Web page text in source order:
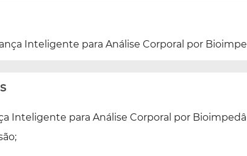
Inteligente para Análise Corporal por
Inteligente para Análise Corporal por